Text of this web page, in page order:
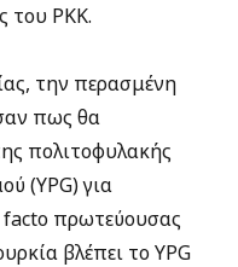
του PKK.
την περασμένη
πως θα
πολιτοφυλακής
(YPG) για
πρωτεύουσας
βλέπει το YPG